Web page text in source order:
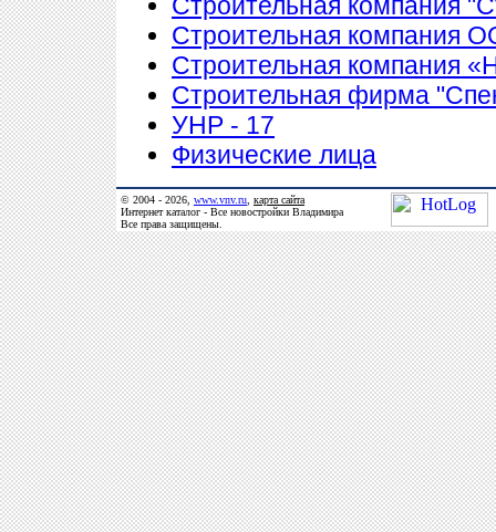
Строительная компания
Строительная компания
Строительная фирма
УНР - 17
Физические лица
© 2004 - 2026, www.vnv.ru карта сайта
Интернет каталог - Все новостройки Владимира
Все права защищены.